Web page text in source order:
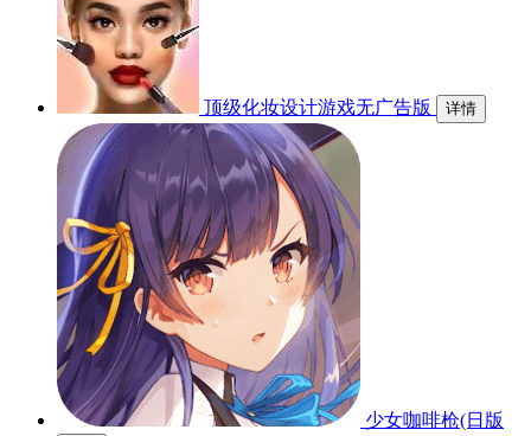
顶级化妆设计游戏无广告版 详情
少女咖啡枪(日版